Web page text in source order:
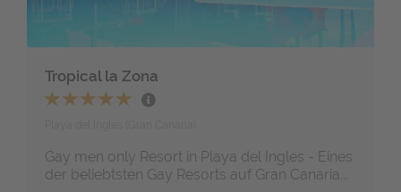
Tropical la Zona
Gay men only Resort in Playa del Ingles - Eines
der beliebtsten Gay Resorts auf Gran Canaria...